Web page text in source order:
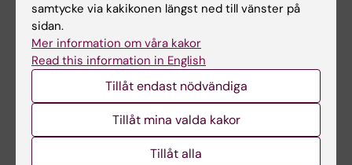
15 jul 2026
samtycke via kakikonen längst ned till vänster på
sidan.
Mer information om våra kakor
Read this information in English
Tillåt endast nödvändiga
Tillåt mina valda kakor
Tillåt alla